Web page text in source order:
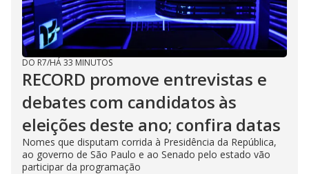
DO R7/HÁ 33 MINUTOS
RECORD promove entrevistas e
debates com candidatos às
eleições deste ano; confira datas
Nomes que disputam corrida à Presidência da República,
ao governo de São Paulo e ao Senado pelo estado vão
participar da programação